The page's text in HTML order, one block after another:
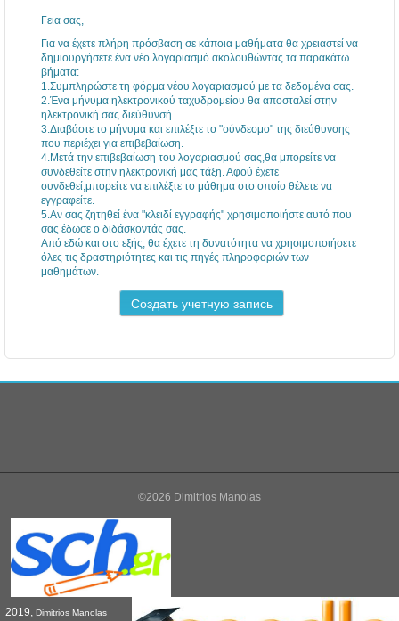
Γεια σας,
Για να έχετε πλήρη πρόσβαση σε κάποια μαθήματα θα χρειαστεί να
δημιουργήσετε ένα νέο λογαριασμό ακολουθώντας τα παρακάτω
βήματα:
1.Συμπληρώστε τη φόρμα νέου λογαριασμού με τα δεδομένα σας.
2.Ένα μήνυμα ηλεκτρονικού ταχυδρομείου θα αποσταλεί στην
ηλεκτρονική σας διεύθυνσή.
3.Διαβάστε το μήνυμα και επιλέξτε το "σύνδεσμο" της διεύθυνσης
που περιέχει για επιβεβαίωση.
4.Μετά την επιβεβαίωση του λογαριασμού σας,θα μπορείτε να
συνδεθείτε στην ηλεκτρονική μας τάξη. Αφού έχετε
συνδεθεί,μπορείτε να επιλέξτε το μάθημα στο οποίο θέλετε να
εγγραφείτε.
5.Αν σας ζητηθεί ένα "κλειδί εγγραφής" χρησιμοποιήστε αυτό που
σας έδωσε ο διδάσκοντάς σας.
Από εδώ και στο εξής, θα έχετε τη δυνατότητα να χρησιμοποιήσετε
όλες τις δραστηριότητες και τις πηγές πληροφοριών των
μαθημάτων.
©2026 Dimitrios Manolas
2019, Dimitrios Manolas